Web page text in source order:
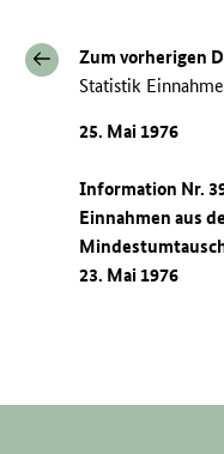
Zum vorherigen
Statistik
25. Mai 1976
Information Nr.
Einnahmen aus
23. Mai 1976